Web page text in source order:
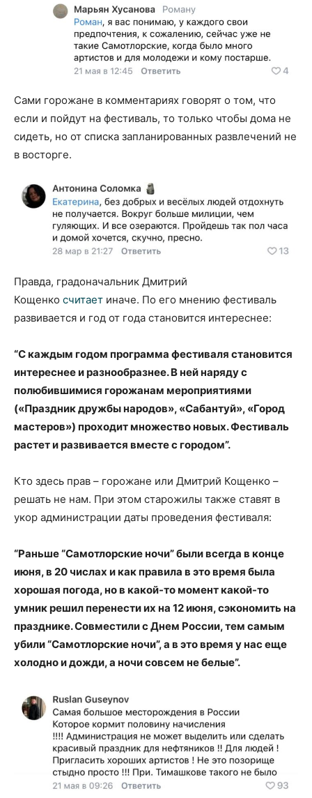
Сами горожане в комментариях говорят о том, что
если и пойдут на фестиваль, то только чтобы дома не
сидеть, но от списка запланированных развлечений не
в восторге.
Правда, градоначальник Дмитрий
Кощенко считает иначе. По его мнению фестиваль
развивается и год от года становится интереснее:
“С каждым годом программа фестиваля становится
интереснее и разнообразнее. В ней наряду с
полюбившимися горожанам мероприятиями
(«Праздник дружбы народов», «Сабантуй», «Город
мастеров») проходит множество новых. Фестиваль
растет и развивается вместе с городом”.
Кто здесь прав – горожане или Дмитрий Кощенко –
решать не нам. При этом старожилы также ставят в
укор администрации даты проведения фестиваля:
“Раньше “Самотлорские ночи” были всегда в конце
июня, в 20 числах и как правила в это время была
хорошая погода, но в какой-то момент какой-то
умник решил перенести их на 12 июня, сэкономить на
празднике. Совместили с Днем России, тем самым
убили “Самотлорские ночи”, а в это время у нас еще
холодно и дожди, а ночи совсем не белые”.